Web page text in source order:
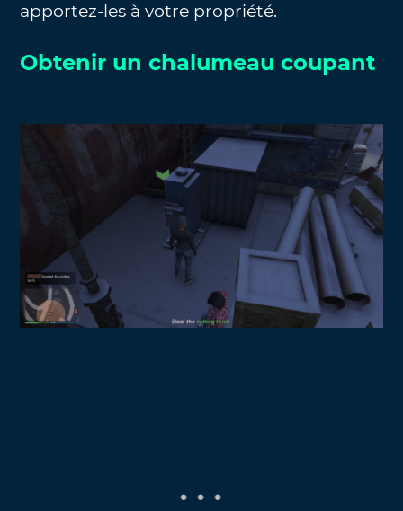
apportez-les à votre propriété.
Obtenir un chalumeau coupant